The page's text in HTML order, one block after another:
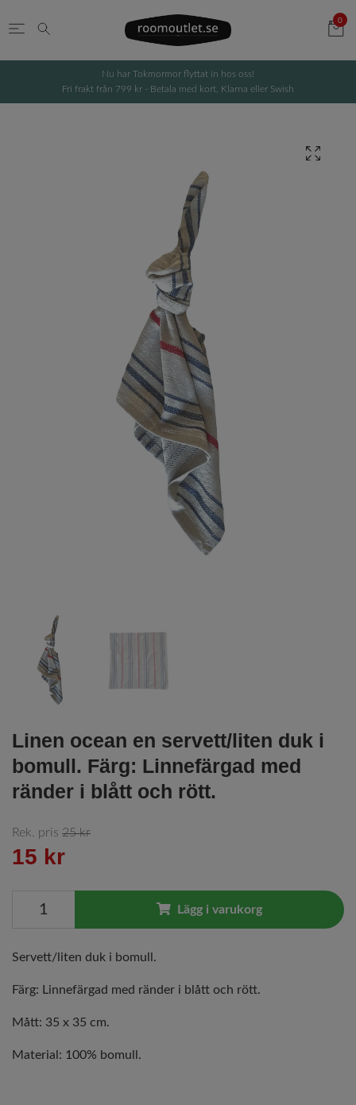
0
Nu har Tokmormor flyttat in hos oss!
Fri frakt från 799 kr - Betala med kort, Klarna eller Swish
Linen ocean en servett/liten duk i
bomull. Färg: Linnefärgad med
ränder i blått och rött.
Rek. pris 25 kr
15 kr
Lägg i varukorg
Servett/liten duk i bomull.
Färg: Linnefärgad med ränder i blått och rött.
Mått: 35 x 35 cm.
Material: 100% bomull.